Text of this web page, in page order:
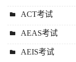
ACT考试
AEAS考试
AEIS考试